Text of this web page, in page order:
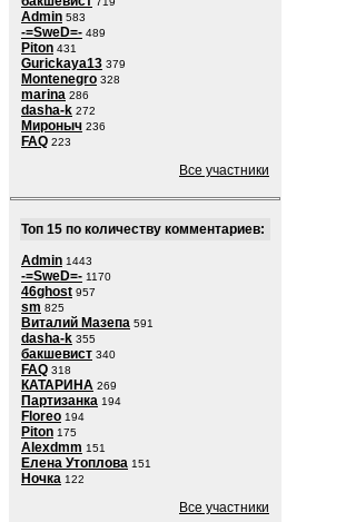
Admin 583
-=SweD=- 489
Piton 431
Gurickaya13 379
Montenegro 328
marina 286
dasha-k 272
Мироныч 236
FAQ 223
Все участники
Топ 15 по количеству комментариев:
Admin 1443
-=SweD=- 1170
46ghost 957
sm 825
Виталий Мазепа 591
dasha-k 355
бакшевист 340
FAQ 318
КАТАРИНА 269
Партизанка 194
Floreo 194
Piton 175
Alexdmm 151
Елена Утоплова 151
Ночка 122
Все участники